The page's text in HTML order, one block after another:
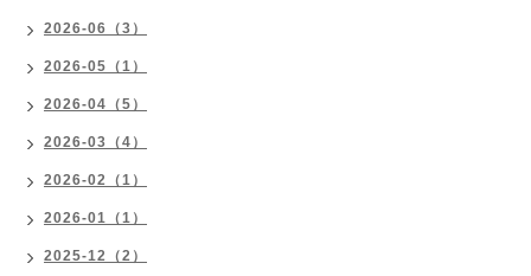
2026-06（3）
2026-05（1）
2026-04（5）
2026-03（4）
2026-02（1）
2026-01（1）
2025-12（2）